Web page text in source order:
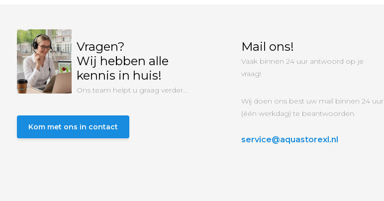
Vragen?
Wij hebben alle
kennis in huis!
Ons team helpt u graag verder...
Kom met ons in contact
Mail ons!
Vaak binnen 24 uur antwoord op je
vraag!
Wij doen ons best uw mail binnen 24 uur
(één werkdag) te beantwoorden.
service@aquastorexl.nl